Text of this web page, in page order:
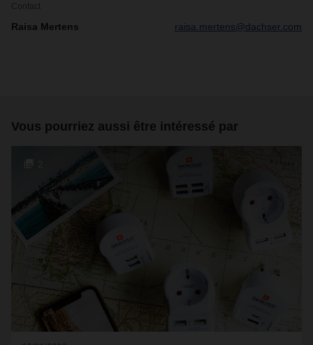
Contact
Raisa Mertens raisa.mertens@dachser.com
Vous pourriez aussi être intéressé par